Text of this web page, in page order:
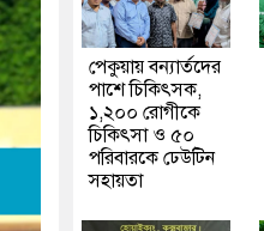
পেকুয়ায় বন্যার্তদের
পাশে চিকিৎসক,
১,২০০ রোগীকে
চিকিৎসা ও ৫০
পরিবারকে ঢেউটিন
সহায়তা